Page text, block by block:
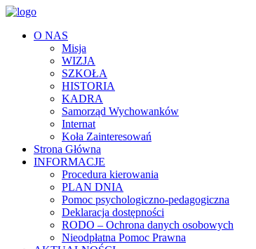
O NAS
Misja
WIZJA
SZKOŁA
HISTORIA
KADRA
Samorząd Wychowanków
Internat
Koła Zainteresowań
Strona Główna
INFORMACJE
Procedura kierowania
PLAN DNIA
Pomoc psychologiczno-pedagogiczna
Deklaracja dostępności
RODO – Ochrona danych osobowych
Nieodpłatna Pomoc Prawna